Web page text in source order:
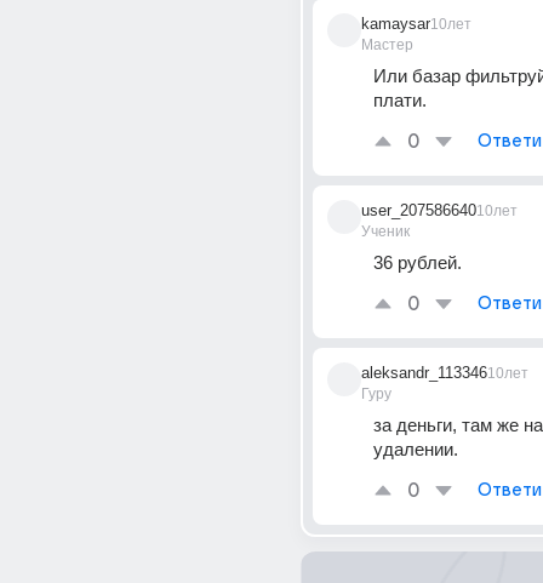
kamaysar
Мастер
10лет
Или базар
плати.
0
user_207586640
Ученик
10лет
36 рублей.
0
aleksandr_113346
Гуру
10лет
за деньги, там же
удалении.
0